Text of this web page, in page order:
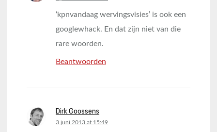
‘kpnvandaag wervingsvisies’ is ook een
googlewhack. En dat zijn niet van die
rare woorden.
Beantwoorden
Dirk Goossens
says:
3 juni 2013 at 15:49